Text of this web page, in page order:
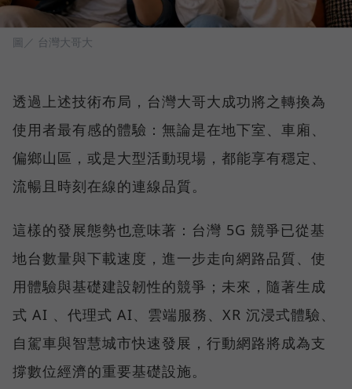
圖／ 台灣大哥大
透過上述技術布局，台灣大哥大成功將之轉換為
使用者最有感的體驗：無論是在地下室、車廂、
偏鄉山區，或是大型活動現場，都能享有穩定、
流暢且時刻在線的連線品質。
這樣的發展態勢也意味著：台灣 5G 競爭已從基
地台數量與下載速度，進一步走向網路品質、使
用體驗與基礎建設韌性的競爭；未來，隨著生成
式 AI 、代理式 AI、雲端服務、XR 沉浸式體驗、
自駕車與智慧城市快速發展，行動網路將成為支
撐數位經濟的重要基礎設施。